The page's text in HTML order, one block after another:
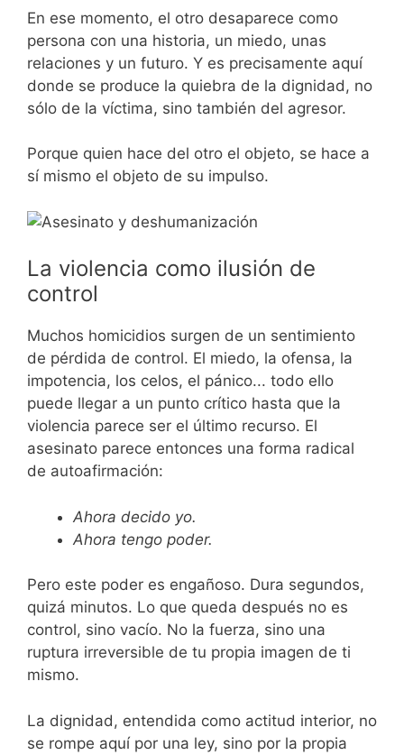
En ese momento, el otro desaparece como
persona con una historia, un miedo, unas
relaciones y un futuro. Y es precisamente aquí
donde se produce la quiebra de la dignidad, no
sólo de la víctima, sino también del agresor.
Porque quien hace del otro el objeto, se hace a
sí mismo el objeto de su impulso.
La violencia como ilusión de
control
Muchos homicidios surgen de un sentimiento
de pérdida de control. El miedo, la ofensa, la
impotencia, los celos, el pánico... todo ello
puede llegar a un punto crítico hasta que la
violencia parece ser el último recurso. El
asesinato parece entonces una forma radical
de autoafirmación:
Ahora decido yo.
Ahora tengo poder.
Pero este poder es engañoso. Dura segundos,
quizá minutos. Lo que queda después no es
control, sino vacío. No la fuerza, sino una
ruptura irreversible de tu propia imagen de ti
mismo.
La dignidad, entendida como actitud interior, no
se rompe aquí por una ley, sino por la propia